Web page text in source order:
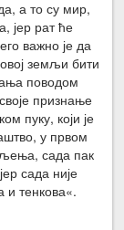
а то су мир,
јер рат ће
важно је да
земљи бити
поводом
признање
пуку, који је
у првом
сада пак
сада није
тенкова«.